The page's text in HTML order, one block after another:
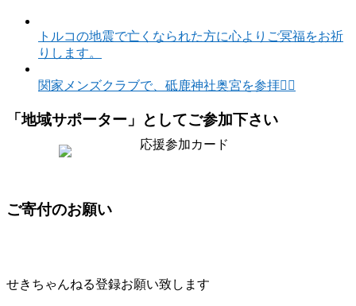
トルコの地震で亡くなられた方に心よりご冥福をお祈
りします。
関家メンズクラブで、砥鹿神社奥宮を参拝🙇‍♂️
「地域サポーター」としてご参加下さい
ご寄付のお願い
せきちゃんねる登録お願い致します